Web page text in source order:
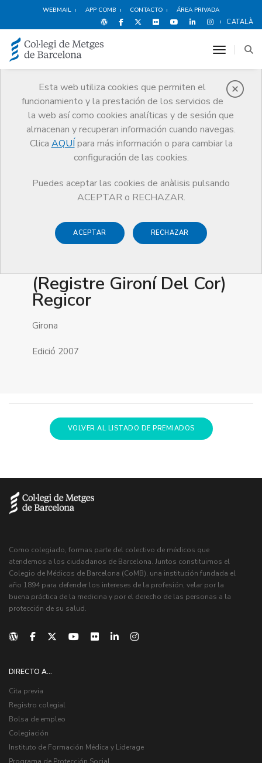
WEBMAIL APP COMB CONTACTO ÁREA PRIVADA
CATALÀ
Esta web utiliza cookies que permiten el
funcionamiento y la prestación de los servicios de
la web así como cookies analíticas y de sesión que
almacenan y recuperan información cuando navegas.
Clica AQUÍ para más información o para cambiar la
configuración de las cookies.
Puedes aceptar las cookies de anàlisis pulsando
ACEPTAR o RECHAZAR.
ACEPTAR RECHAZAR
toggle
Premios
El CoMB Guardonat Edició 2007
Guardonat Edició 2007
(Registre Gironí Del Cor)
Regicor
Girona
Edició 2007
VOLVER AL LISTADO DE PREMIADOS
Como colegiado, formas parte del colectivo de médicos que
atendemos a los ciudadanos de Barcelona. Juntos constituimos el
Colegio de Médicos de Barcelona (CoMB), una institución fundada el
año 1894 para defender los intereses de la profesión, velar por la
buena práctica de la medicina y por el derecho de las personas a la
protección de su salud.
DIRECTO A...
Cita previa
Registro colegial
Bolsa de empleo
Colegiación
Instituto de Formación Médica y Liderage